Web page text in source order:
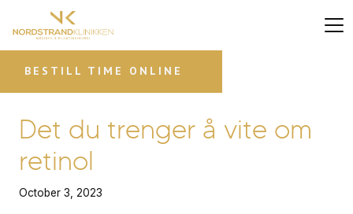
BESTILL TIME ONLINE
Det du trenger å vite om
retinol
October 3, 2023